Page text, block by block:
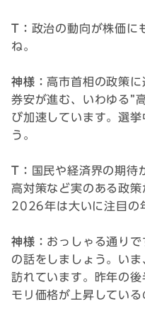
T： 政治の動向が株価に
ね。
神様：高市首相の政策
券安が進む、いわゆる”
び加速しています。選
う。
T： 国民や経済界の期待
高対策など実のある政策
2026年は大いに注目の
神様： おっしゃる通り
の話をしましょう。い
訪れています。昨年の
モリ価格が上昇している